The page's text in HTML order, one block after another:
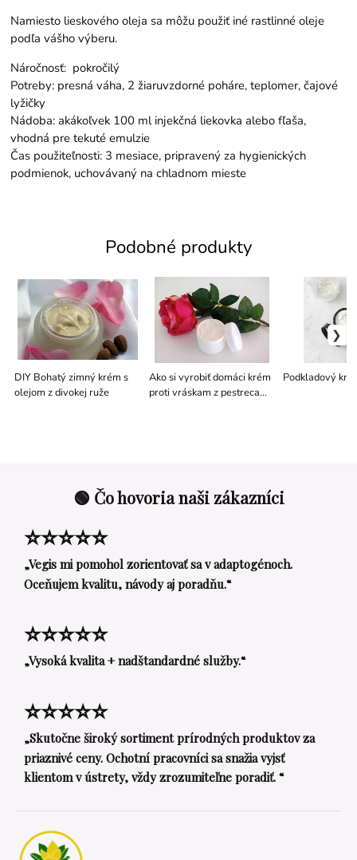
Namiesto lieskového oleja sa môžu použiť iné rastlinné oleje
podľa vášho výberu.
Náročnosť: pokročilý
Potreby: presná váha, 2 žiaruvzdorné poháre, teplomer, čajové
lyžičky
Nádoba: akákoľvek 100 ml injekčná liekovka alebo fľaša,
vhodná pre tekuté emulzie
Čas použiteľnosti: 3 mesiace, pripravený za hygienických
podmienok, uchovávaný na chladnom mieste
Podobné produkty
DIY Bohatý zimný krém s
olejom z divokej ruže
Ako si vyrobiť domáci krém
proti vráskam z pestreca
Podkladový
🟢 Čo hovoria naši zákazníci
⭐⭐⭐⭐⭐
„Vegis mi pomohol zorientovať sa v adaptogénoch.
Oceňujem kvalitu, návody aj poradňu.“
⭐⭐⭐⭐⭐
„Vysoká kvalita + nadštandardné služby.“
⭐⭐⭐⭐⭐
„Skutočne široký sortiment prírodných produktov za
priaznivé ceny. Ochotní pracovníci sa snažia vyjsť
klientom v ústrety, vždy zrozumiteľne poradiť. “